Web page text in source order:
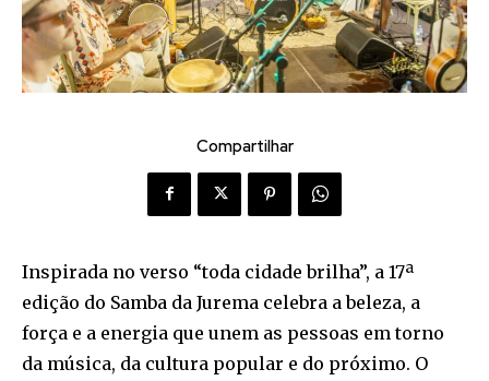
Compartilhar
Inspirada no verso “toda cidade brilha”, a 17ª
edição do Samba da Jurema celebra a beleza, a
força e a energia que unem as pessoas em torno
da música, da cultura popular e do próximo. O